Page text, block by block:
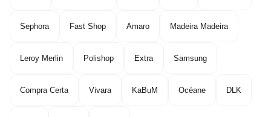
Sephora Fast Shop Amaro Madeira Madeira
Leroy Merlin Polishop Extra Samsung
Compra Certa Vivara KaBuM Océane DLK